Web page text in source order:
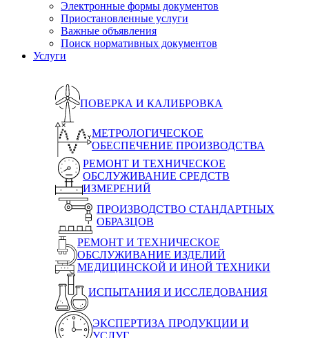
Электронные формы документов
Приостановленные услуги
Важные объявления
Поиск нормативных документов
Услуги
ПОВЕРКА И КАЛИБРОВКА
МЕТРОЛОГИЧЕСКОЕ
ОБЕСПЕЧЕНИЕ ПРОИЗВОДСТВА
РЕМОНТ И ТЕХНИЧЕСКОЕ
ОБСЛУЖИВАНИЕ СРЕДСТВ
ИЗМЕРЕНИЙ
ПРОИЗВОДСТВО СТАНДАРТНЫХ
ОБРАЗЦОВ
РЕМОНТ И ТЕХНИЧЕСКОЕ
ОБСЛУЖИВАНИЕ ИЗДЕЛИЙ
МЕДИЦИНСКОЙ И ИНОЙ ТЕХНИКИ
ИСПЫТАНИЯ И ИССЛЕДОВАНИЯ
ЭКСПЕРТИЗА ПРОДУКЦИИ И
УСЛУГ